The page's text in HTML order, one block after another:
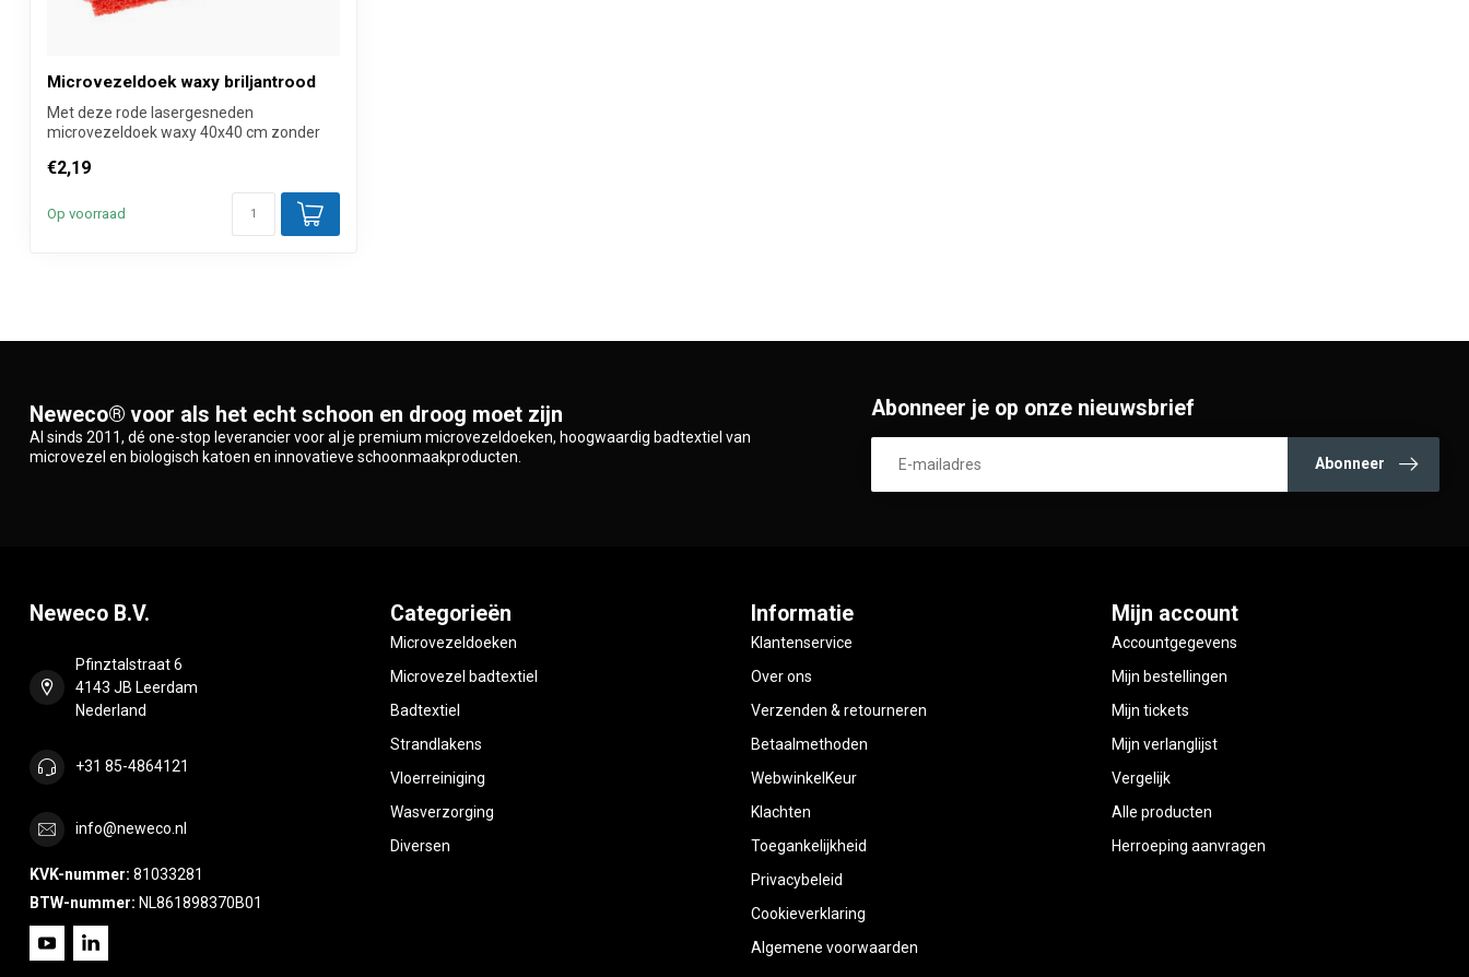
Microvezeldoek waxy briljantrood
Met deze rode lasergesneden
microvezeldoek waxy 40x40 cm zonder
€2,19
Op voorraad
Neweco® voor als het echt schoon en droog moet zijn
Al sinds 2011, dé one-stop leverancier voor al je premium microvezeldoeken, hoogwaardig badtextiel van
microvezel en biologisch katoen en innovatieve schoonmaakproducten.
Abonneer je op onze nieuwsbrief
Abonneer
Neweco B.V.
Pfinztalstraat 6
4143 JB Leerdam
Nederland
+31 85-4864121
info@neweco.nl
KVK-nummer: 81033281
BTW-nummer: NL861898370B01
Categorieën
Microvezeldoeken
Microvezel badtextiel
Badtextiel
Strandlakens
Vloerreiniging
Wasverzorging
Diversen
Informatie
Klantenservice
Over ons
Verzenden & retourneren
Betaalmethoden
WebwinkelKeur
Klachten
Toegankelijkheid
Privacybeleid
Cookieverklaring
Algemene voorwaarden
Mijn account
Accountgegevens
Mijn bestellingen
Mijn tickets
Mijn verlanglijst
Vergelijk
Alle producten
Herroeping aanvragen